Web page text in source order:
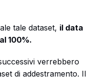
tale dataset, il data
100%.
verrebbero
di addestramento. Il